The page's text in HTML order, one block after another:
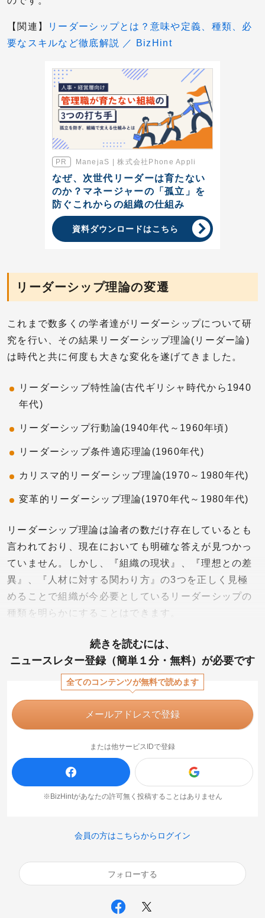
【関連】
リーダーシップとは？意味や定義、種類、必
要なスキルなど徹底解説 ／ BizHint
ManejaS | 株式会社Phone Appli
なぜ、次世代リーダーは育たない
のか？マネージャーの「孤立」を
防ぐこれからの組織の仕組み
資料ダウンロードはこちら
リーダーシップ理論の変遷
これまで数多くの学者達がリーダーシップについて研
究を行い、その結果リーダーシップ理論(リーダー論)
は時代と共に何度も大きな変化を遂げてきました。
リーダーシップ特性論(古代ギリシャ時代から1940
年代)
リーダーシップ行動論(1940年代～1960年頃)
リーダーシップ条件適応理論(1960年代)
カリスマ的リーダーシップ理論(1970～1980年代)
変革的リーダーシップ理論(1970年代～1980年代)
リーダーシップ理論は論者の数だけ存在しているとも
言われており、現在においても明確な答えが見つかっ
ていません。しかし、『組織の現状』、『理想との差
異』、『人材に対する関わり方』の3つを正しく見極
めることで組織が今必要としているリーダーシップの
種類を明らかにすることはできます。
続きを読むには、
ニュースレター登録（簡単１分・無料）が必要です
全てのコンテンツが無料で読めます
メールアドレスで登録
または他サービスIDで登録
※BizHintがあなたの許可無く投稿することはありません
会員の方はこちらからログイン
フォローする